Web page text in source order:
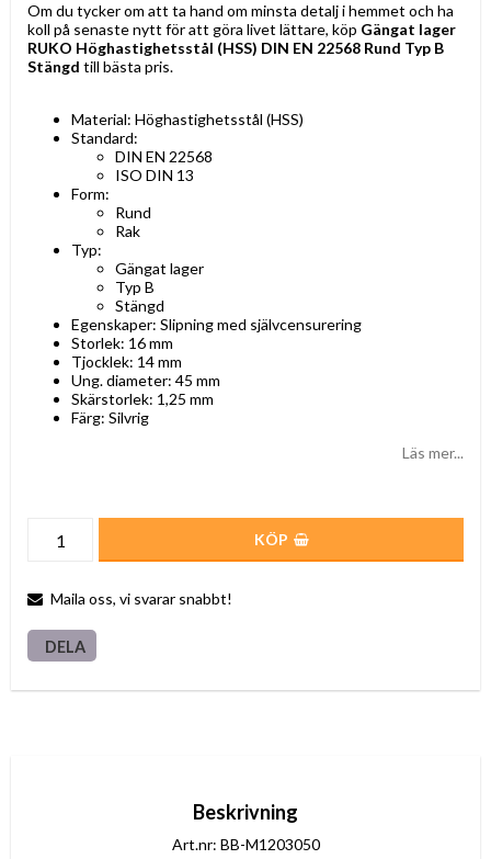
Om du tycker om att ta hand om minsta detalj i hemmet och ha
koll på senaste nytt för att göra livet lättare, köp Gängat lager
RUKO Höghastighetsstål (HSS) DIN EN 22568 Rund Typ B
Stängd till bästa pris.
Material: Höghastighetsstål (HSS)
Standard:
DIN EN 22568
ISO DIN 13
Form:
Rund
Rak
Typ:
Gängat lager
Typ B
Stängd
Egenskaper: Slipning med självcensurering
Storlek: 16 mm
Tjocklek: 14 mm
Ung. diameter: 45 mm
Skärstorlek: 1,25 mm
Färg: Silvrig
Läs mer...
KÖP
Maila oss, vi svarar snabbt!
DELA
Beskrivning
Art.nr: BB-M1203050